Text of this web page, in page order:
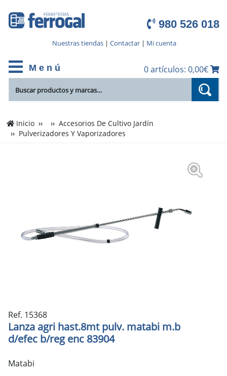
980 526 018
Nuestras tiendas| Contactar| Mi cuenta
M e n ú 0 artículos: 0,00€
Inicio
Accesorios De Cultivo Jardín
Pulverizadores Y Vaporizadores
Ref. 15368
Lanza agri hast.8mt pulv. matabi m.b
d/efec b/reg enc 83904
Matabi